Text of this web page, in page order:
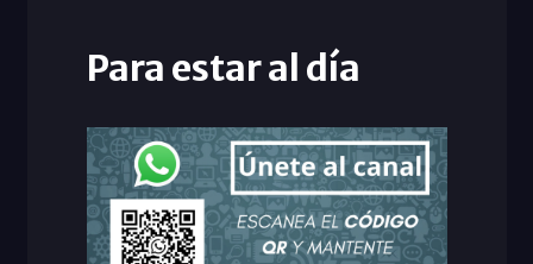
Para estar al día